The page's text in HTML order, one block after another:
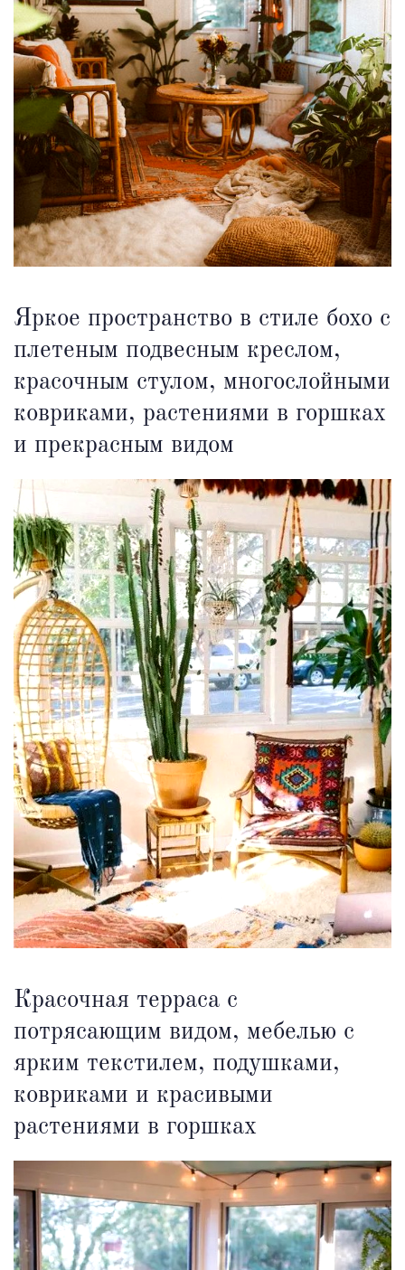
Яркое пространство в стиле бохо с
плетеным подвесным креслом,
красочным стулом, многослойными
ковриками, растениями в горшках
и прекрасным видом
Красочная терраса с
потрясающим видом, мебелью с
ярким текстилем, подушками,
ковриками и красивыми
растениями в горшках